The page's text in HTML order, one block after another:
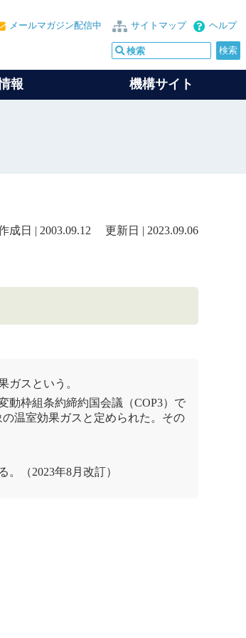
ヘルプ
サイトマップ
メールマガジン配信中
報 機構サイト
成日 | 2003.09.12 更新日 | 2023.09.06
ガスという。
動枠組条約締約国会議 （COP3）で
の温室効果ガスと定められた。その
。（2023年8月改訂）